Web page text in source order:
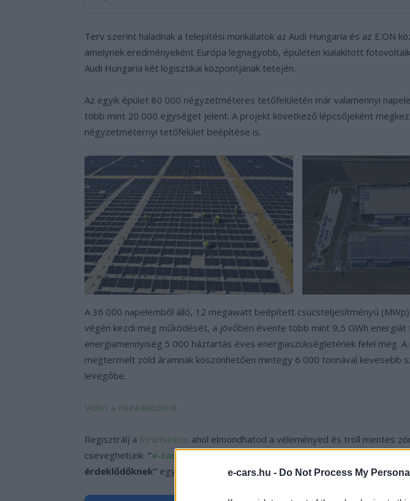
e-cars.hu - Do Not Process My
Terv szerint haladnak a telepítési munkálatok az Audi Hungaria és az E.ON
amelynek eredményeként Európa legnagyobb, épületen kialakított
Audi Hungaria két logisztikai központjának tetején.
Az egyik épület 80 000 négyzetméteres tetőfelületén már valamennyi
több mint 20 000 egységet jelent. A projekt következő lépcsőjeként
négyzetméternyi tetőfelület beépítése is.
A 36 000 napelemből álló, 12 megawatt beépített csúcsteljesítményű
végén kezdi meg működését, a jövőben évente több mint 9,5 GWh energiát
energiamennyiség 5 000 háztartás éves energiaszükségletének felel meg.
megtermelt zöld áramnak köszönhetően mintegy 6 000 tonnával kevesebb
levegőbe.
Videó a munkálatokról.
Regisztrálj a fórumunkon ahol elmondhatod a véleményed és troll mentes
cseveghetünk. “e-cars.hu
érdeklődőknek” egyaránt! https://ecarsforum.hu/